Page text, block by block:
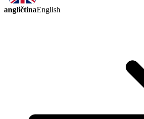
angličtinaEnglish